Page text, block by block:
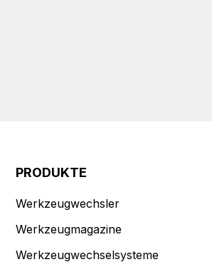
PRODUKTE
Werkzeugwechsler
Werkzeugmagazine
Werkzeugwechselsysteme